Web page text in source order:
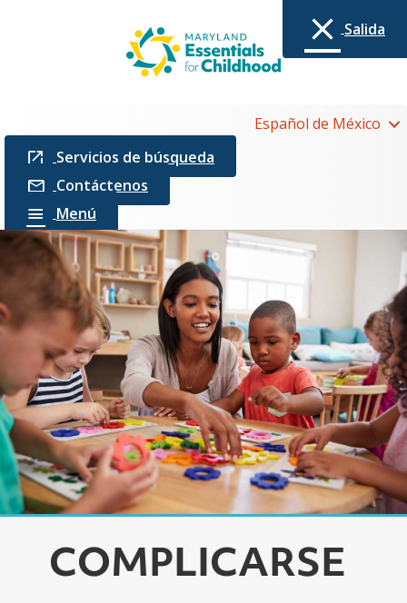
Español de México
Servicios de búsqueda
Contáctenos
Menú
COMPLICARSE
Salida